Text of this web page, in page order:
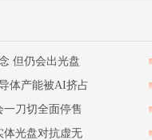
但仍会出光盘
体产能被AI挤占
一刀切全面停售
体光盘对抗虚无